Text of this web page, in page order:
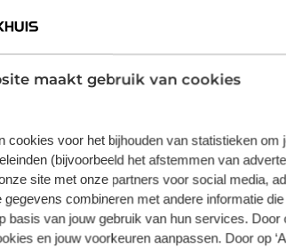
maakt gebruik van cookies
cookies voor het bijhouden van statistieken
(bijvoorbeeld het afstemmen van
site met onze partners voor social media,
gegevens combineren met andere informatie
basis van jouw gebruik van hun services. Door
en jouw voorkeuren aanpassen. Door op